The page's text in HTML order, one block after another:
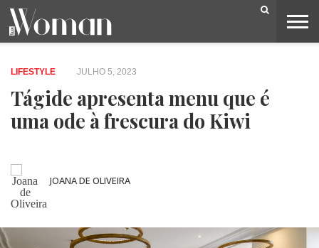
BELEZA
CAPA
LIFESTYLE
MODA
OPINIÃO
PESSOAS
SOCIEDADE
VIDEOS
LIFESTYLE JULHO 5, 2023
Tágide apresenta menu que é
uma ode à frescura do Kiwi
JOANA DE OLIVEIRA